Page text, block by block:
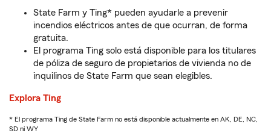
State Farm y Ting* pueden ayudarle a prevenir
incendios eléctricos antes de que ocurran, de forma
gratuita.
El programa Ting solo está disponible para los titulares
de póliza de seguro de propietarios de vivienda no de
inquilinos de State Farm que sean elegibles.
Explora Ting
* El programa Ting de State Farm no está disponible actualmente en AK, DE, NC,
SD ni WY